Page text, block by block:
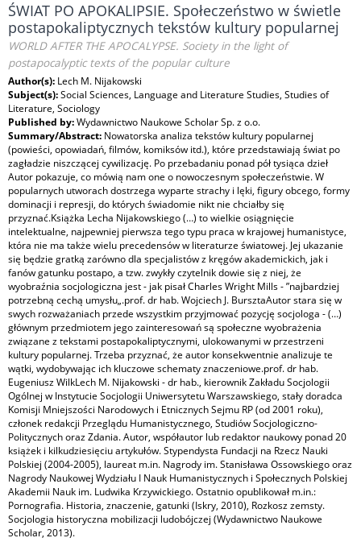
ŚWIAT PO APOKALIPSIE. Społeczeństwo w świetle
postapokaliptycznych tekstów kultury popularnej
WORLD AFTER THE APOCALYPSE. Society in the light of
postapocalyptic texts of the popular culture
Author(s): Lech M. Nijakowski
Subject(s):Social Sciences, Language and Literature Studies, Studies of
Literature, Sociology
Published by:Wydawnictwo Naukowe Scholar Sp. z o.o.
Summary/Abstract: Nowatorska analiza tekstów kultury popularnej
(powieści, opowiadań, filmów, komiksów itd.), które przedstawiają świat po
zagładzie niszczącej cywilizację. Po przebadaniu ponad pół tysiąca dzieł
Autor pokazuje, co mówią nam one o nowoczesnym społeczeństwie. W
popularnych utworach dostrzega wyparte strachy i lęki, figury obcego, formy
dominacji i represji, do których świadomie nikt nie chciałby się
przyznać.Książka Lecha Nijakowskiego (…) to wielkie osiągnięcie
intelektualne, najpewniej pierwsza tego typu praca w krajowej humanistyce,
która nie ma także wielu precedensów w literaturze światowej. Jej ukazanie
się będzie gratką zarówno dla specjalistów z kręgów akademickich, jak i
fanów gatunku postapo, a tzw. zwykły czytelnik dowie się z niej, że
wyobraźnia socjologiczna jest - jak pisał Charles Wright Mills - ”najbardziej
potrzebną cechą umysłu„.prof. dr hab. Wojciech J. BursztaAutor stara się w
swych rozważaniach przede wszystkim przyjmować pozycję socjologa - (…)
głównym przedmiotem jego zainteresowań są społeczne wyobrażenia
związane z tekstami postapokaliptycznymi, ulokowanymi w przestrzeni
kultury popularnej. Trzeba przyznać, że autor konsekwentnie analizuje te
wątki, wydobywając ich kluczowe schematy znaczeniowe.prof. dr hab.
Eugeniusz WilkLech M. Nijakowski - dr hab., kierownik Zakładu Socjologii
Ogólnej w Instytucie Socjologii Uniwersytetu Warszawskiego, stały doradca
Komisji Mniejszości Narodowych i Etnicznych Sejmu RP (od 2001 roku),
członek redakcji Przeglądu Humanistycznego, Studiów Socjologiczno-
Politycznych oraz Zdania. Autor, współautor lub redaktor naukowy ponad 20
książek i kilkudziesięciu artykułów. Stypendysta Fundacji na Rzecz Nauki
Polskiej (2004-2005), laureat m.in. Nagrody im. Stanisława Ossowskiego oraz
Nagrody Naukowej Wydziału I Nauk Humanistycznych i Społecznych Polskiej
Akademii Nauk im. Ludwika Krzywickiego. Ostatnio opublikował m.in.:
Pornografia. Historia, znaczenie, gatunki (Iskry, 2010), Rozkosz zemsty.
Socjologia historyczna mobilizacji ludobójczej (Wydawnictwo Naukowe
Scholar, 2013).